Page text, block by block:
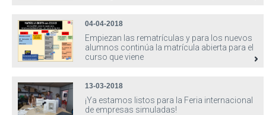
04-04-2018
Empiezan las rematrículas y para los nuevos
alumnos continúa la matrícula abierta para el
curso que viene
13-03-2018
¡Ya estamos listos para la Feria internacional
de empresas simuladas!